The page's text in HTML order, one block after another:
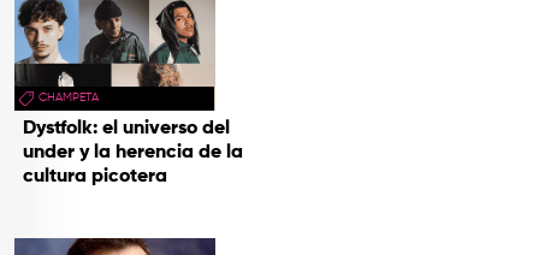
CHAMPETA
Dystfolk: el universo del
under y la herencia de la
cultura picotera